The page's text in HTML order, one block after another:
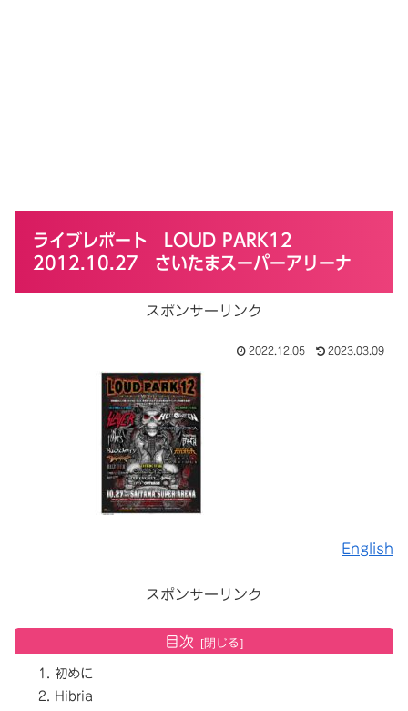
ライブレポート LOUD PARK12
2012.10.27 さいたまスーパーアリーナ
スポンサーリンク
2022.12.05 2023.03.09
English
スポンサーリンク
目次
初めに
Hibria